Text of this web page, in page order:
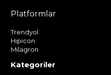
Platformlar
Trendyol
Hipicon
Milagron
Kategoriler